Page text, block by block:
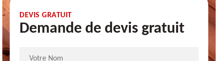
DEVIS GRATUIT
Demande de devis gratuit